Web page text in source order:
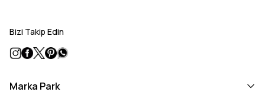
Bizi Takip Edin
Marka Park